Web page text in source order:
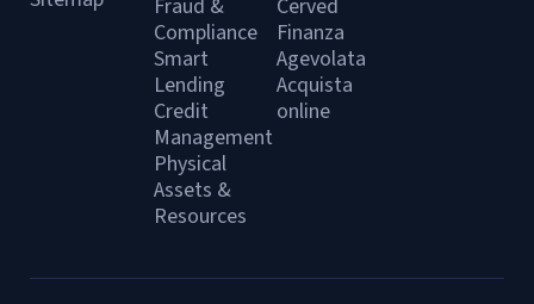
Fraud &
Compliance
Smart
Lending
Credit
Management
Physical
Assets &
Resources
Cerved
Finanza
Agevolata
Acquista
online